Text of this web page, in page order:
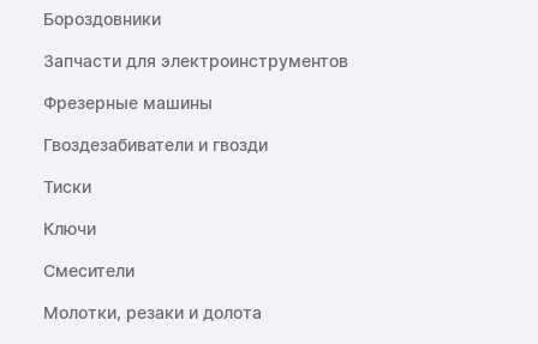
Бороздовники
Запчасти для электроинструментов
Фрезерные машины
Гвоздезабиватели и гвозди
Тиски
Ключи
Смесители
Молотки, резаки и долота